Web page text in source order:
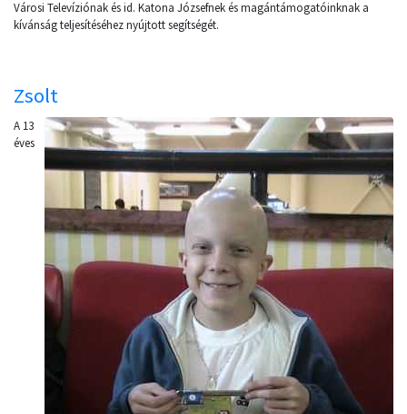
Városi Televíziónak és id. Katona Józsefnek és magántámogatóinknak a
kívánság teljesítéséhez nyújtott segítségét.
Zsolt
A 13
éves